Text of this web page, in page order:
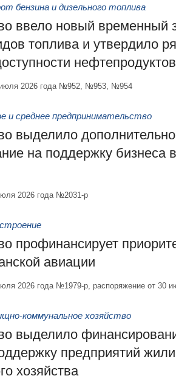
бензина и дизельного топлива
ввело новый временный
топлива и утвердило
нефтепродуктов
июля 2026 года №952, №953, №954
и среднее предпринимательство
выделило
на поддержку бизнеса
2026 года №2031-р
профинансирует
авиации
2026 года №1979-р, распоряжение от 30
коммунальное хозяйство
выделило
предприятий
хозяйства